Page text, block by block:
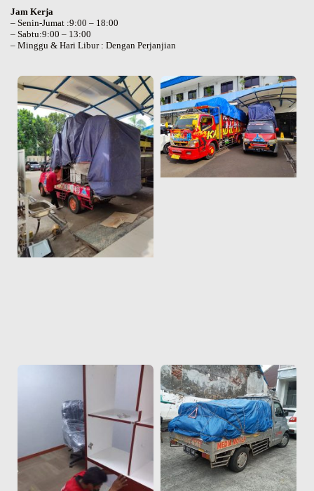
Jam Kerja
– Senin-Jumat :9:00 – 18:00
– Sabtu:9:00 – 13:00
– Minggu & Hari Libur : Dengan Perjanjian